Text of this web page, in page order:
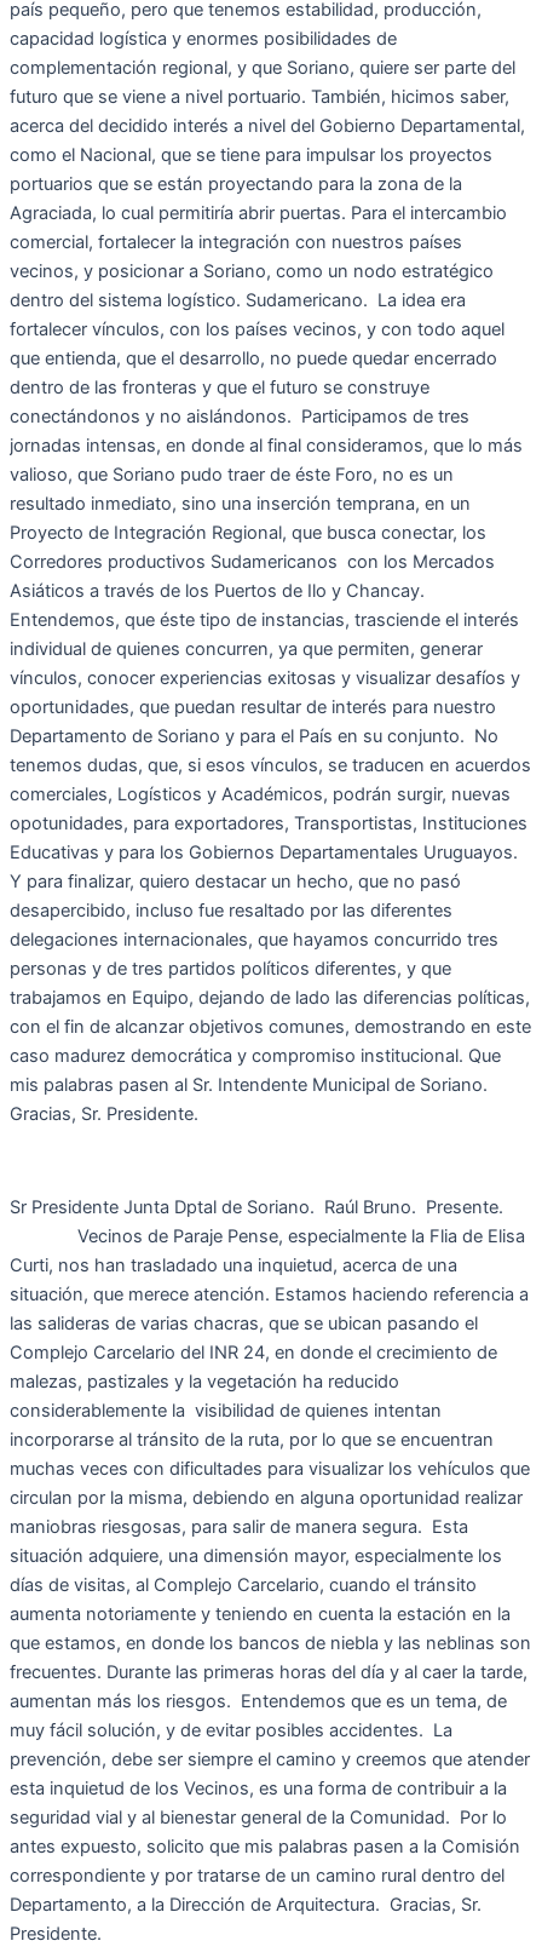
país pequeño, pero que tenemos estabilidad, producción,
capacidad logística y enormes posibilidades de
complementación regional, y que Soriano, quiere ser parte del
futuro que se viene a nivel portuario. También, hicimos saber,
acerca del decidido interés a nivel del Gobierno Departamental,
como el Nacional, que se tiene para impulsar los proyectos
portuarios que se están proyectando para la zona de la
Agraciada, lo cual permitiría abrir puertas. Para el intercambio
comercial, fortalecer la integración con nuestros países
vecinos, y posicionar a Soriano, como un nodo estratégico
dentro del sistema logístico. Sudamericano. La idea era
fortalecer vínculos, con los países vecinos, y con todo aquel
que entienda, que el desarrollo, no puede quedar encerrado
dentro de las fronteras y que el futuro se construye
conectándonos y no aislándonos. Participamos de tres
jornadas intensas, en donde al final consideramos, que lo más
valioso, que Soriano pudo traer de éste Foro, no es un
resultado inmediato, sino una inserción temprana, en un
Proyecto de Integración Regional, que busca conectar, los
Corredores productivos Sudamericanos con los Mercados
Asiáticos a través de los Puertos de Ilo y Chancay.
Entendemos, que éste tipo de instancias, trasciende el interés
individual de quienes concurren, ya que permiten, generar
vínculos, conocer experiencias exitosas y visualizar desafíos y
oportunidades, que puedan resultar de interés para nuestro
Departamento de Soriano y para el País en su conjunto. No
tenemos dudas, que, si esos vínculos, se traducen en acuerdos
comerciales, Logísticos y Académicos, podrán surgir, nuevas
opotunidades, para exportadores, Transportistas, Instituciones
Educativas y para los Gobiernos Departamentales Uruguayos.
Y para finalizar, quiero destacar un hecho, que no pasó
desapercibido, incluso fue resaltado por las diferentes
delegaciones internacionales, que hayamos concurrido tres
personas y de tres partidos políticos diferentes, y que
trabajamos en Equipo, dejando de lado las diferencias políticas,
con el fin de alcanzar objetivos comunes, demostrando en este
caso madurez democrática y compromiso institucional. Que
mis palabras pasen al Sr. Intendente Municipal de Soriano.
Gracias, Sr. Presidente.
Sr Presidente Junta Dptal de Soriano. Raúl Bruno. Presente.
Vecinos de Paraje Pense, especialmente la Flia de Elisa
Curti, nos han trasladado una inquietud, acerca de una
situación, que merece atención. Estamos haciendo referencia a
las salideras de varias chacras, que se ubican pasando el
Complejo Carcelario del INR 24, en donde el crecimiento de
malezas, pastizales y la vegetación ha reducido
considerablemente la visibilidad de quienes intentan
incorporarse al tránsito de la ruta, por lo que se encuentran
muchas veces con dificultades para visualizar los vehículos que
circulan por la misma, debiendo en alguna oportunidad realizar
maniobras riesgosas, para salir de manera segura. Esta
situación adquiere, una dimensión mayor, especialmente los
días de visitas, al Complejo Carcelario, cuando el tránsito
aumenta notoriamente y teniendo en cuenta la estación en la
que estamos, en donde los bancos de niebla y las neblinas son
frecuentes. Durante las primeras horas del día y al caer la tarde,
aumentan más los riesgos. Entendemos que es un tema, de
muy fácil solución, y de evitar posibles accidentes. La
prevención, debe ser siempre el camino y creemos que atender
esta inquietud de los Vecinos, es una forma de contribuir a la
seguridad vial y al bienestar general de la Comunidad. Por lo
antes expuesto, solicito que mis palabras pasen a la Comisión
correspondiente y por tratarse de un camino rural dentro del
Departamento, a la Dirección de Arquitectura. Gracias, Sr.
Presidente.